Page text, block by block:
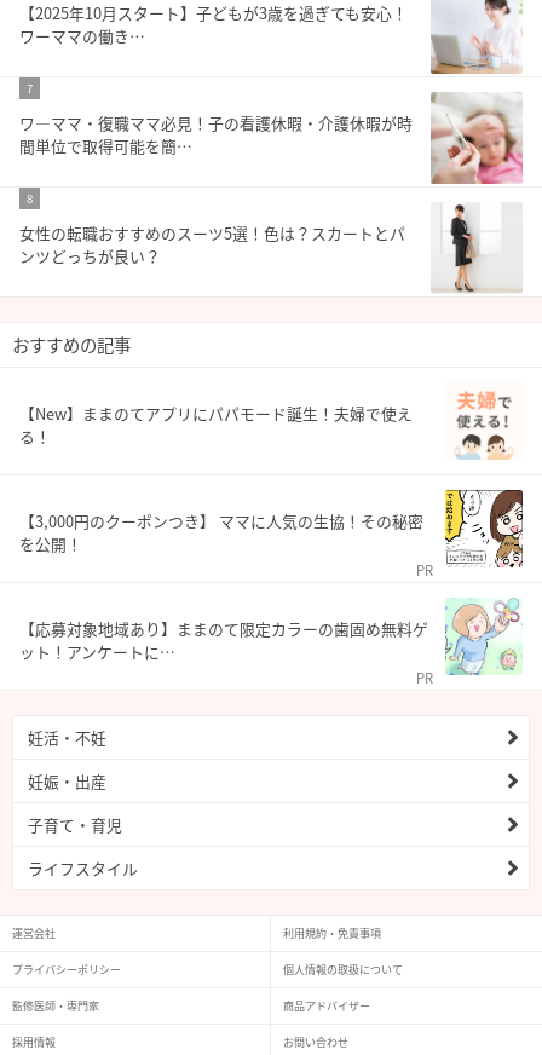
【2025年10月スタート】子どもが3歳を過ぎても安心！
ワーママの働き…
7
ワ―ママ・復職ママ必見！子の看護休暇・介護休暇が時
間単位で取得可能を簡…
8
女性の転職おすすめのスーツ5選！色は？スカートとパ
ンツどっちが良い？
おすすめの記事
【New】ままのてアプリにパパモード誕生！夫婦で使え
る！
【3,000円のクーポンつき】 ママに人気の生協！その秘密
を公開！
PR
【応募対象地域あり】ままのて限定カラーの歯固め無料ゲ
ット！アンケートに…
PR
妊活・不妊
妊娠・出産
子育て・育児
ライフスタイル
運営会社 利用規約・免責事項
プライバシーポリシー 個人情報の取扱について
監修医師・専門家 商品アドバイザー
採用情報 お問い合わせ